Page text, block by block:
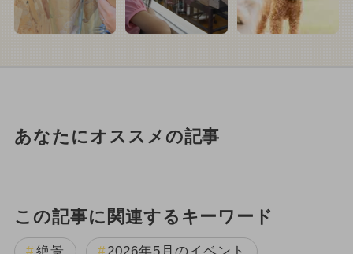
あなたにオススメの記事
この記事に関連するキーワード